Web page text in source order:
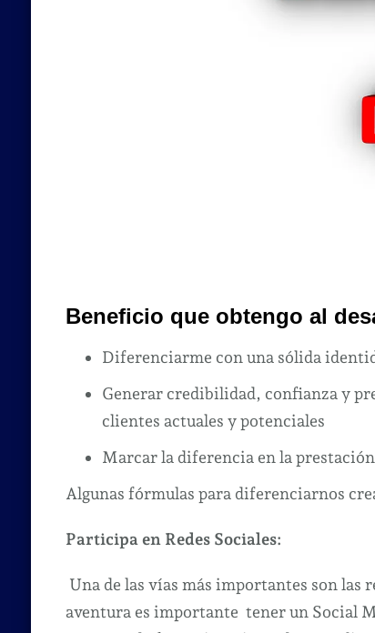
Beneficio que obtengo al
Diferenciarme con una sólida
Generar credibilidad, confianza y
clientes actuales y potenciales
Marcar la diferencia en la
Algunas fórmulas para diferenciarnos
Participa en Redes Sociales:
Una de las vías más importantes son las
aventura es importante tener un Social